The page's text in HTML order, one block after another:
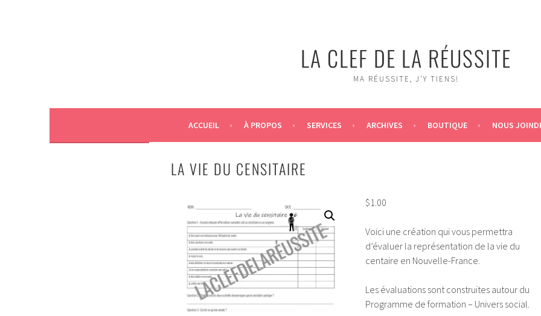
LA CLEF DE LA RÉUSSITE
MA RÉUSSITE, J'Y TIENS!
ACCUEIL À PROPOS SERVICES ARCHIVES BOUTIQUE NOUS
LA VIE DU CENSITAIRE
$1.00
Voici une création qui vous permettra
d’évaluer la représentation de la vie du
centaire en Nouvelle-France.
Les évaluations sont construites autour du
Programme de formation – Univers social.